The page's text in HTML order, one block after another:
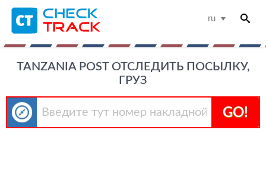
ru
TANZANIA POST ОТСЛЕДИТЬ ПОСЫЛКУ,
ГРУЗ
GO!